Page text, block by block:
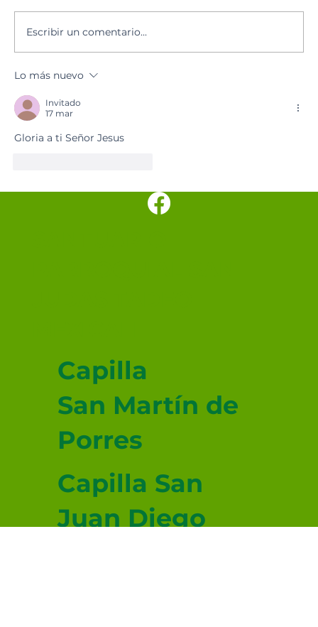
Escribir un comentario...
Lo más nuevo
Invitado
17 mar
Gloria a ti Señor Jesus
Capilla
San Martín de
Porres
Capilla San
Juan Diego